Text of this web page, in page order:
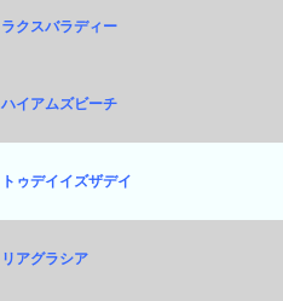
ラクスバラディー
ハイアムズビーチ
トゥデイイズザデイ
リアグラシア